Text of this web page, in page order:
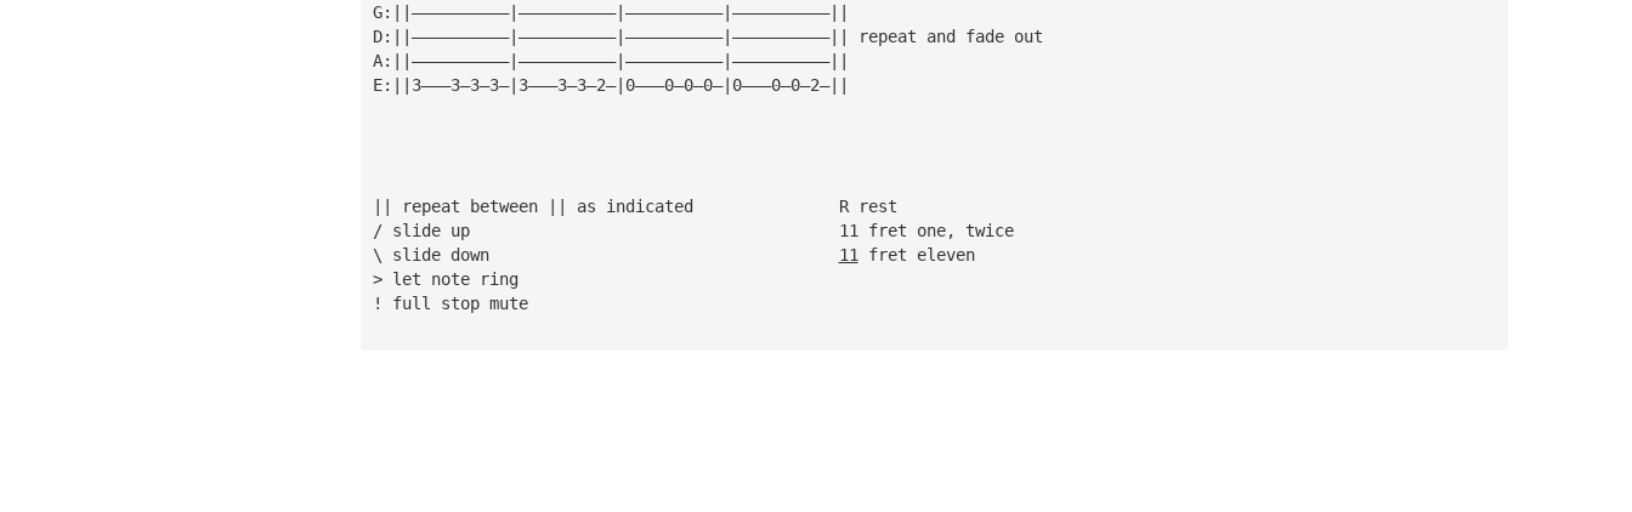
G:||——————————|——————————|——————————|——————————||
D:||——————————|——————————|——————————|——————————|| repeat and fade out
A:||——————————|——————————|——————————|——————————||
E:||3———3—3—3—|3———3—3—2—|0———0—0—0—|0———0—0—2—||
|| repeat between || as indicated		R rest
/ slide up					11 fret one, twice
\ slide down 11 fret eleven
> let note ring
! full stop mute